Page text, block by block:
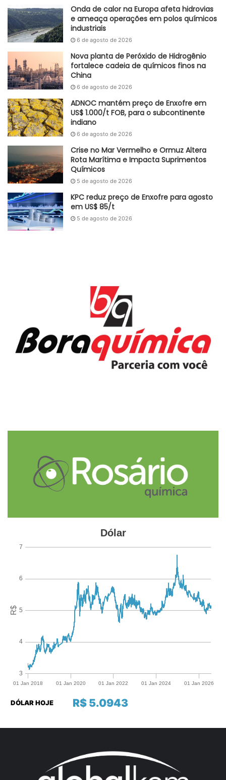
Onda de calor na Europa afeta hidrovias
e ameaça operações em polos químicos
industriais
6 de agosto de 2026
Nova planta de Peróxido de Hidrogênio
fortalece cadeia de químicos finos na
China
6 de agosto de 2026
ADNOC mantém preço de Enxofre em
US$ 1.000/t FOB, para o subcontinente
indiano
6 de agosto de 2026
Crise no Mar Vermelho e Ormuz Altera
Rota Marítima e Impacta Suprimentos
Químicos
5 de agosto de 2026
KPC reduz preço de Enxofre para agosto
em US$ 85/t
5 de agosto de 2026
R$ 5.0943
DÓLAR HOJE